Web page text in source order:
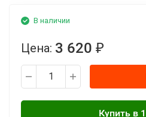
В наличии
Цена: 3 620 ₽